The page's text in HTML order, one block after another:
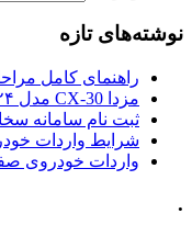
نوشته‌های تازه
راهنمای کامل مراحل و
مزدا CX-30 مدل ۲۰۲۴ آفتاب خودرو؛ بررسی و مشخصات فنی
ثبت نام سامانه
شرایط واردات
واردات خودروی
.